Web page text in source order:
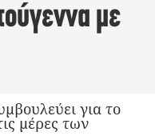
με
για το
μέρες των